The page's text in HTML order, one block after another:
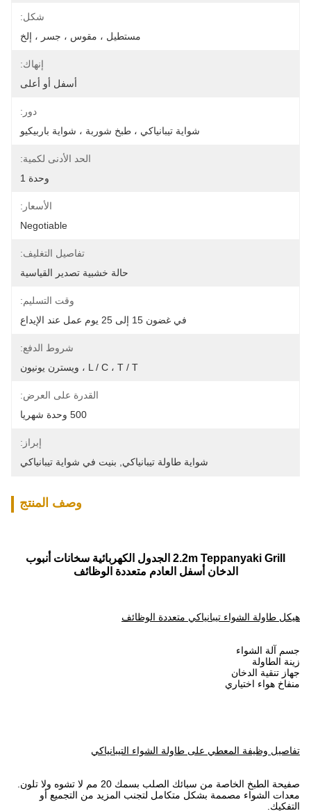
شكل:
مستطيل ، مقوس ، جسر ، إلخ
إنهاك:
أسفل أو أعلى
دور:
شواية تيبانياكي ، طبخ شوربة ، شواية باربيكيو
الحد الأدنى لكمية:
وحدة 1
الأسعار:
Negotiable
تفاصيل التغليف:
حالة خشبية تصدير القياسية
وقت التسليم:
في غضون 15 إلى 25 يوم عمل عند الإيداع
شروط الدفع:
L / C ، T / T ، ويسترن يونيون
القدرة على العرض:
500 وحدة شهريا
إبراز:
شواية طاولة تيبانياكي
بنيت في شواية تيبانياكي
وصف المنتج
2.2m Teppanyaki Grill الجدول الكهربائية سخانات أنبوب
الدخان أسفل العادم متعددة الوظائف
هيكل طاولة الشواء تيبانياكي متعددة الوظائف
جسم آلة الشواء
زينة الطاولة
جهاز تنقية الدخان
منفاخ هواء اختياري
تفاصيل وظيفة المعطي على طاولة الشواء التيبانياكي
صفيحة الطبخ الخاصة من سبائك الصلب بسمك 20 مم لا تشوه ولا تلون.
معدات الشواء مصممة بشكل متكامل لتجنب المزيد من التجميع أو
التفكيك.